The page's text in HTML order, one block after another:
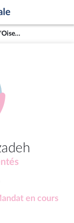
Mme Ayda Hadizadeh - Val-d'Oise (2e circonscription)
en cours